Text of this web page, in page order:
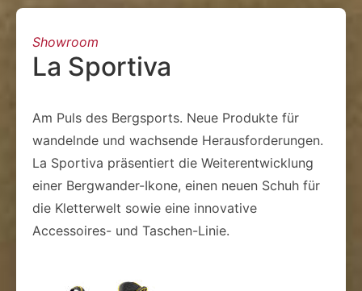
Showroom
La Sportiva
Am Puls des Bergsports. Neue Produkte für
wandelnde und wachsende Herausforderungen.
La Sportiva präsentiert die Weiterentwicklung
einer Bergwander-Ikone, einen neuen Schuh für
die Kletterwelt sowie eine innovative
Accessoires- und Taschen-Linie.